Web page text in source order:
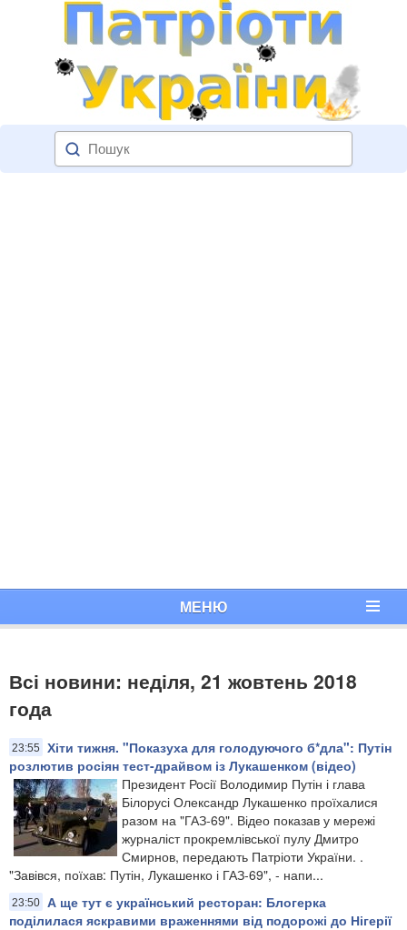
МЕНЮ
Всі новини: неділя, 21 жовтень 2018
года
23:55
Хіти тижня. "Показуха для голодуючого б*дла": Путін
розлютив росіян тест-драйвом із Лукашенком (відео)
Президент Росії Володимир Путін і глава
Білорусі Олександр Лукашенко проїхалися
разом на "ГАЗ-69". Відео показав у мережі
журналіст прокремлівської пулу Дмитро
Смирнов, передають Патріоти України. .
"Завівся, поїхав: Путін, Лукашенко і ГАЗ-69", - напи...
23:50 А ще тут є український ресторан: Блогерка
поділилася яскравими враженнями від подорожі до Нігерії